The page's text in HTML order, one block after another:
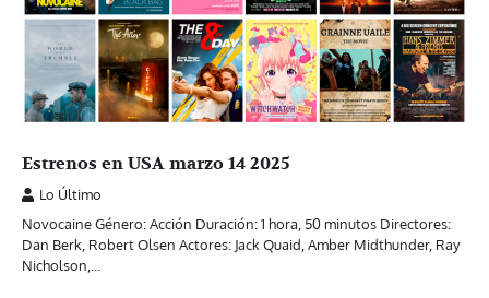
Estrenos en USA marzo 14 2025
Lo Último
Novocaine Género: Acción Duración: 1 hora, 50 minutos Directores:
Dan Berk, Robert Olsen Actores: Jack Quaid, Amber Midthunder, Ray
Nicholson,…